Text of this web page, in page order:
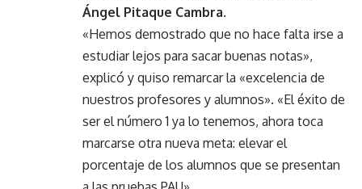
Ángel Pitaque Cambra.
«Hemos demostrado que no hace falta irse a
estudiar lejos para sacar buenas notas»,
explicó y quiso remarcar la «excelencia de
nuestros profesores y alumnos». «El éxito de
ser el número 1 ya lo tenemos, ahora toca
marcarse otra nueva meta: elevar el
porcentaje de los alumnos que se presentan